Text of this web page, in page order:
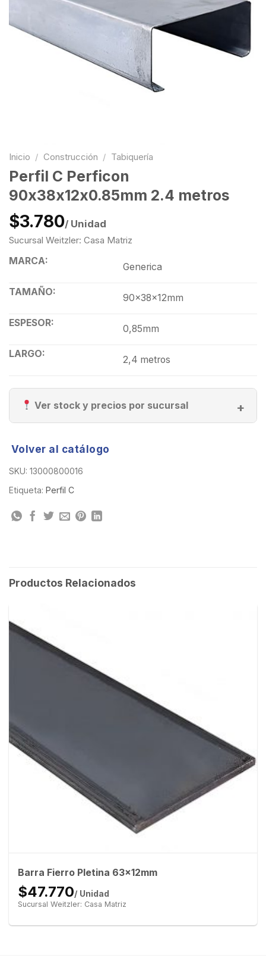
Inicio / Construcción / Tabiquería
Perfil C Perficon
90x38x12x0.85mm 2.4 metros
$3.780/ Unidad
Sucursal Weitzler: Casa Matriz
MARCA:
Generica
TAMAÑO:
90x38x12mm
ESPESOR:
0,85mm
LARGO:
2,4 metros
Ver stock y precios por sucursal
Volver al catálogo
SKU: 13000800016
Etiqueta: Perfil C
Productos Relacionados
Barra Fierro Pletina 63x12mm
$47.770/ Unidad
Sucursal Weitzler: Casa Matriz